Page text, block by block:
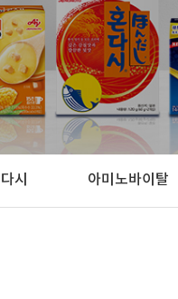
주
기
찾아
시 아미노바이탈